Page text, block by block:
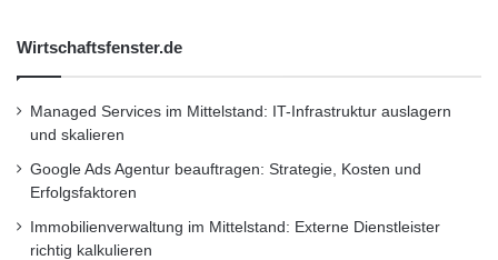
Wirtschaftsfenster.de
Managed Services im Mittelstand: IT-Infrastruktur auslagern
und skalieren
Google Ads Agentur beauftragen: Strategie, Kosten und
Erfolgsfaktoren
Immobilienverwaltung im Mittelstand: Externe Dienstleister
richtig kalkulieren